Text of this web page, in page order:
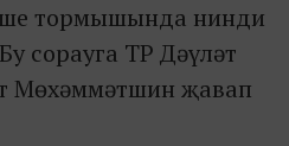
тормышында нинди
сорауга ТР Дәүләт
Мөхәммәтшин җавап